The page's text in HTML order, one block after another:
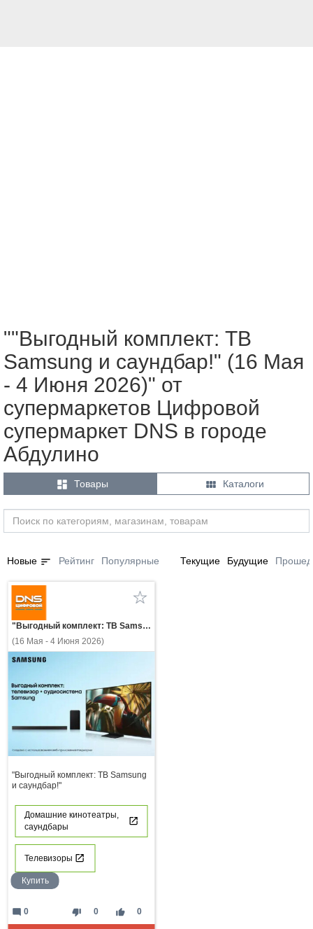
""Выгодный комплект: ТВ
Samsung и саундбар!" (16 Мая
- 4 Июня 2026)" от
супермаркетов Цифровой
супермаркет DNS в городе
Абдулино
 Товары  Каталоги
Новые sort Рейтинг Популярные Текущие Будущие
"Выгодный комплект: ТВ Samsung и саундбар!"
(16 Мая - 4 Июня 2026)
"Выгодный комплект: ТВ Samsung
и саундбар!"
Домашние кинотеатры,
саундбары
Телевизоры
Купить
thumb_down 0 thumb_up 0
mode_comment 0